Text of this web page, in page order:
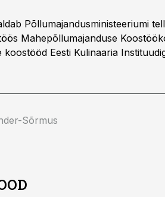
Põllumajandusministeeriumi
Mahepõllumajanduse
koostööd Eesti Kulinaaria
Sõrmus